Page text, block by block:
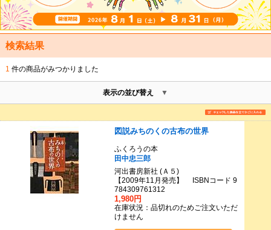
検索結果
1 件の商品がみつかりました
表示の並び替え
図説みちのくの古布の世界
ふくろうの本
田中忠三郎
河出書房新社 (Ａ５)
【2009年11月発売】 ISBNコード 9
784309761312
1,980円
在庫状況：品切れのためご注文いただ
けません